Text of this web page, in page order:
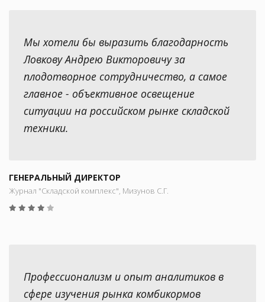
Мы хотели бы выразить благодарность
Ловкову Андрею Викторовичу за
плодотворное сотрудничество, а самое
главное - объективное освещение
ситуации на российском рынке складской
техники.
ГЕНЕРАЛЬНЫЙ ДИРЕКТОР
Журнал "Складской комплекс", Мизунов С.Г.
Профессионализм и опыт аналитиков в
сфере изучения рынка комбикормов